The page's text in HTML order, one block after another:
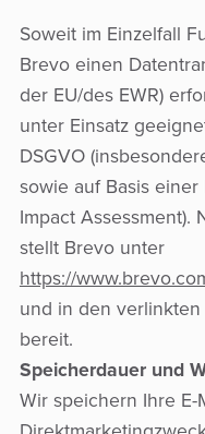
Soweit im Einzelfall
Brevo einen
der EU/des EWR)
unter Einsatz
DSGVO
sowie auf Basis einer
Impact Assessment).
stellt Brevo unter
https://
und in den
bereit.
Speicherdauer und
Wir speichern Ihre E-